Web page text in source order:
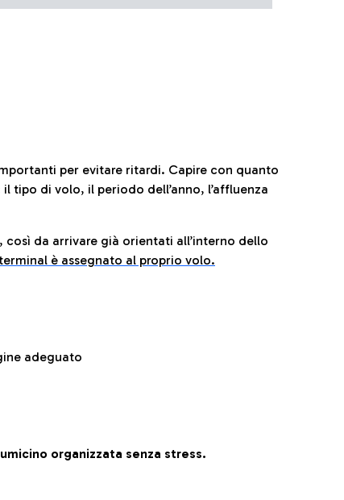
per evitare ritardi. Capire con quanto
di volo, il periodo dell’anno, l’affluenza
da arrivare già orientati all’interno dello
è assegnato al proprio volo.
adeguato
organizzata senza stress.